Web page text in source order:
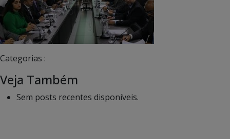
Categorias :
Veja Também
Sem posts recentes disponíveis.